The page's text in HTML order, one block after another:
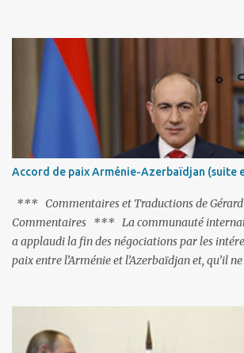
C'est hélas fort peu probable ; l'Histoire ou la
pas ses points forts, pas plus d'ailleurs que les
tandem turco-azéri. Faisant fi de tout ce qui
l'URSS, il est exclusivement intéressé par ce
l'Arménie réelle ». Même les trois présidents
trouvent pas grâce à ses yeux, les traitant de
de les traîner en justice. Et comme les
pas, il s'attaque aux dignitaires de l'Église
Accord de paix Arménie-Azerbaïdjan (suite
*** Commentaires et Traductions de
Commentaires *** La communauté
a applaudi la fin des négociations par les
paix entre l’Arménie et l’Azerbaïdjan et, qu’il ne
Les deux points non résolus portaient sur la
revendications internationales mutuelles et